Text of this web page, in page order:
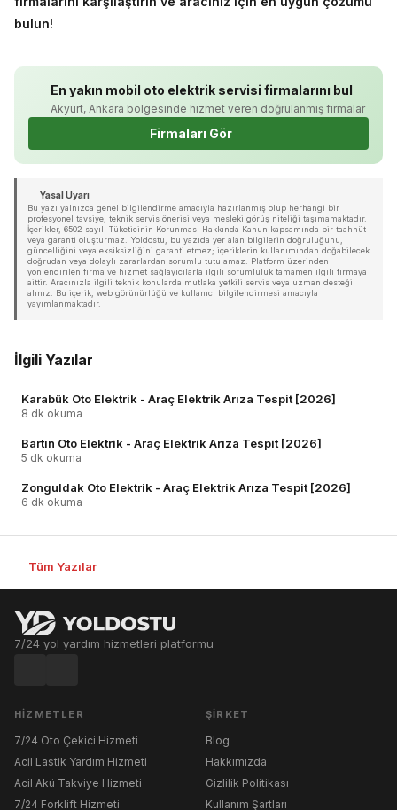
bulun!
En yakın mobil oto elektrik servisi firmalarını bul
Akyurt, Ankara bölgesinde hizmet veren doğrulanmış firmalar
Firmaları Gör
Yasal Uyarı
Bu yazı yalnızca genel bilgilendirme amacıyla hazırlanmış olup herhangi bir
profesyonel tavsiye, teknik servis önerisi veya mesleki görüş niteliği taşımamaktadır.
İçerikler, 6502 sayılı Tüketicinin Korunması Hakkında Kanun kapsamında bir taahhüt
veya garanti oluşturmaz. Yoldostu, bu yazıda yer alan bilgilerin doğruluğunu,
güncelliğini veya eksiksizliğini garanti etmez; içeriklerin kullanımından doğabilecek
doğrudan veya dolaylı zararlardan sorumlu tutulamaz. Platform üzerinden
yönlendirilen firma ve hizmet sağlayıcılarla ilgili sorumluluk tamamen ilgili firmaya
aittir. Aracınızla ilgili teknik konularda mutlaka yetkili servis veya uzman desteği
alınız. Bu içerik, web görünürlüğü ve kullanıcı bilgilendirmesi amacıyla
yayımlanmaktadır.
İlgili Yazılar
Karabük Oto Elektrik - Araç Elektrik Arıza Tespit [2026]
8 dk okuma
Bartın Oto Elektrik - Araç Elektrik Arıza Tespit [2026]
5 dk okuma
Zonguldak Oto Elektrik - Araç Elektrik Arıza Tespit [2026]
6 dk okuma
Tüm Yazılar
7/24 yol yardım hizmetleri platformu
HIZMETLER
7/24 Oto Çekici Hizmeti
Acil Lastik Yardım Hizmeti
Acil Akü Takviye Hizmeti
7/24 Forklift Hizmeti
ŞIRKET
Blog
Hakkımızda
Gizlilik Politikası
Kullanım Şartları